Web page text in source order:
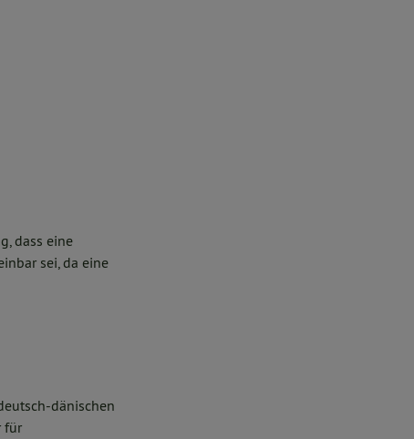
dass eine
sei, da eine
dänischen
für